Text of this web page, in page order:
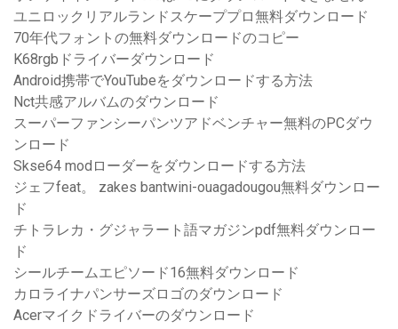
ユニロックリアルランドスケーププロ無料ダウンロード
70年代フォントの無料ダウンロードのコピー
K68rgbドライバーダウンロード
Android携帯でYouTubeをダウンロードする方法
Nct共感アルバムのダウンロード
スーパーファンシーパンツアドベンチャー無料のPCダウ
ンロード
Skse64 modローダーをダウンロードする方法
ジェフfeat。 zakes bantwini-ouagadougou無料ダウンロー
ド
チトラレカ・グジャラート語マガジンpdf無料ダウンロー
ド
シールチームエピソード16無料ダウンロード
カロライナパンサーズロゴのダウンロード
Acerマイクドライバーのダウンロード